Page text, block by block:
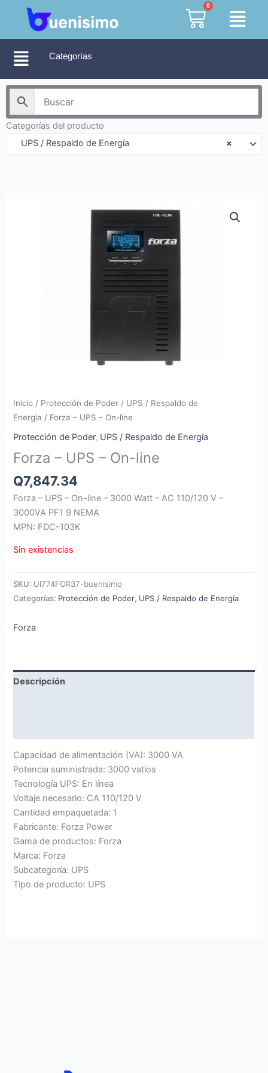
contenido
0
Cart
Categorías
Categorías del producto
×
UPS / Respaldo de Energía
Inicio / Protección de Poder / UPS / Respaldo de
Energía / Forza – UPS – On-line
Protección de Poder, UPS / Respaldo de Energía
Forza – UPS – On-line
Q7,847.34
Forza – UPS – On-line – 3000 Watt – AC 110/120 V –
3000VA PF1 9 NEMA
MPN: FDC-103K
Sin existencias
SKU: UI774FOR37-buenisimo
Categorías: Protección de Poder, UPS / Respaldo de Energía
Forza
Descripción
Capacidad de alimentación (VA): 3000 VA
Potencia suministrada: 3000 vatios
Tecnología UPS: En línea
Voltaje necesario: CA 110/120 V
Cantidad empaquetada: 1
Fabricante: Forza Power
Gama de productos: Forza
Marca: Forza
Subcategoría: UPS
Tipo de producto: UPS